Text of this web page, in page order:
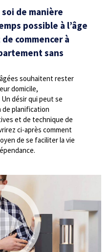
de manière
possible à l’âge
commencer à
sans
souhaitent rester
domicile,
désir qui peut se
de planification
et de technique de
ci-après comment
de se faciliter la vie